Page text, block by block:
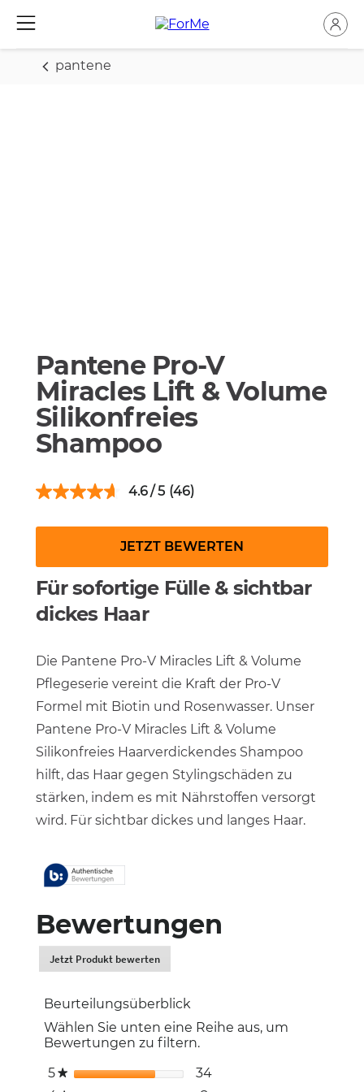
pantene
Pantene Pro-V
Miracles Lift & Volume
Silikonfreies
Shampoo
4.6 (46)
JETZT BEWERTEN
Für sofortige Fülle & sichtbar
dickes Haar
Die Pantene Pro-V Miracles Lift & Volume
Pflegeserie vereint die Kraft der Pro-V
Formel mit Biotin und Rosenwasser. Unser
Pantene Pro-V Miracles Lift & Volume
Silikonfreies Haarverdickendes Shampoo
hilft, das Haar gegen Stylingschäden zu
stärken, indem es mit Nährstoffen versorgt
wird. Für sichtbar dickes und langes Haar.
Bewertungen
Jetzt Produkt bewerten.
Dadurch
Sie
zur
Login-
Seite
weitergeleitet.
Beurteilungsüberblick
Wählen Sie unten eine Reihe aus, um
Bewertungen zu filtern.
5★ Sterne 3434 Bewertungen mit 5
Auswählen, um nach